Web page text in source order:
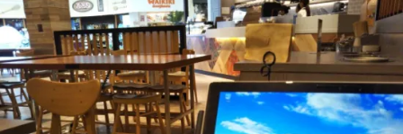
キ
ッ
プ